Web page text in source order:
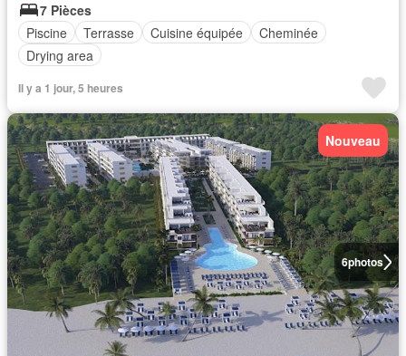
7 Pièces
Piscine
Terrasse Cuisine équipée
Cheminée
Drying area
Il y a 1 jour, 5 heures
6photos
Nouveau